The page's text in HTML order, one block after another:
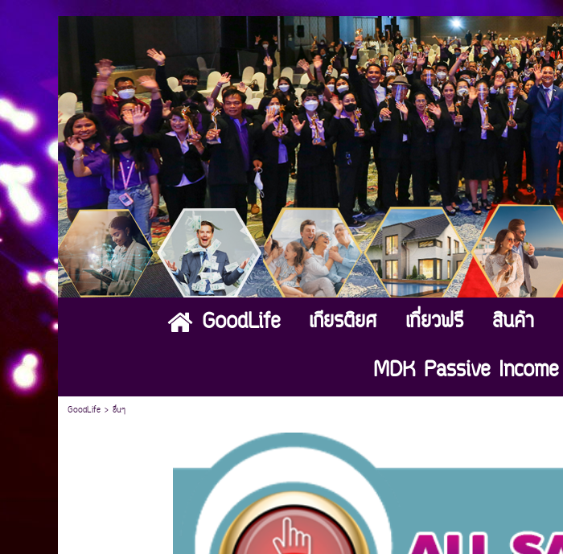
GoodLife เกียรติยศ เที่ยวฟรี สินค้า
MDK Passive Income
GoodLife >อื่นๆ